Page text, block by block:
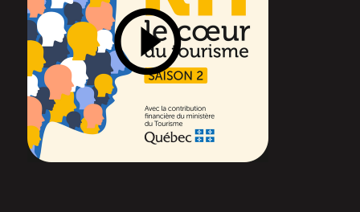
Compétences et formations
Nouvelles formations
Formation sur mesure
Programme de formation EMERIT